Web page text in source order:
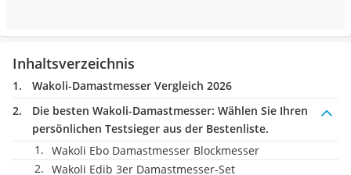
Inhaltsverzeichnis
Wakoli-Damastmesser Vergleich 2026
Die besten Wakoli-Damastmesser: Wählen Sie Ihren
persönlichen Testsieger aus der Bestenliste.
Wakoli Ebo Damastmesser Blockmesser
Wakoli Edib 3er Damastmesser-Set